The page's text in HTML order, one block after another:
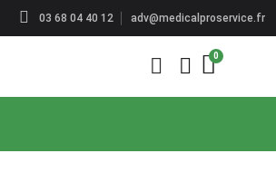
03 68 04 40 12 adv@medicalproservice.fr